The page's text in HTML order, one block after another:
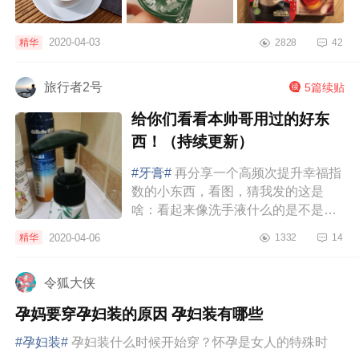
精华 2020-04-03 2828 42
旅行者2号 5篇续贴
给你们看看本帅哥用过的好东
西！（持续更新）
#牙膏# 再分享一个高频次提升幸福指
数的小东西，看图，猜我发的这是
啥：看起来像洗手液什么的是不是？
前家里也是使用挤压捏扁后出牙膏的
精华 2020-04-06 1332 14
令狐大侠
孕妈要穿孕妇装的原因 孕妇装有哪些
#孕妇装# 孕妇装什么时候开始穿？怀孕是女人的特殊时